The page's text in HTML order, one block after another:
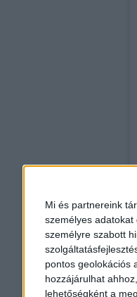
Mi és partnereink
személyes
személyre szabott
pontos geolokációs
hozzájárulhat
lehetőségként a